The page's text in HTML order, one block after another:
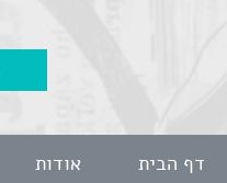
דף הבית אודות